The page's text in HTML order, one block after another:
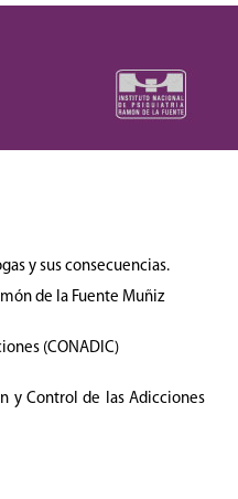
y sus consecuencias.
de la Fuente Muñiz
(CONADIC)
y Control de las Adicciones